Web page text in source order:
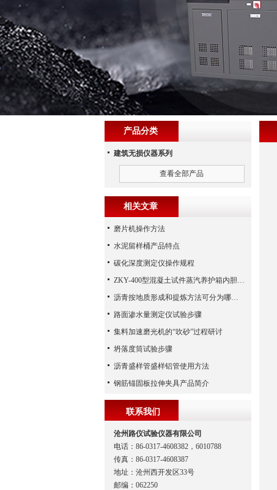
产品分类
建筑无损仪器系列
查看全部产品
相关文章
磨片机操作方法
水泥留样桶产品特点
碳化深度测定仪操作规程
ZKY-400型混凝土试件蒸汽养护箱内胆实拍
沥青按地质形成和提炼方法可分为哪两类？
路面渗水量测定仪试验步骤
集料加速磨光机的“吹砂”过程研讨
坍落度筒试验步骤
沥青盛样管盛样铝管使用方法
钢筋锚固板拉伸夹具产品简介
联系我们
沧州路仪试验仪器有限公司
电话：86-0317-4608382，6010788
传真：86-0317-4608387
地址：沧州西开发区33号
邮编：062250